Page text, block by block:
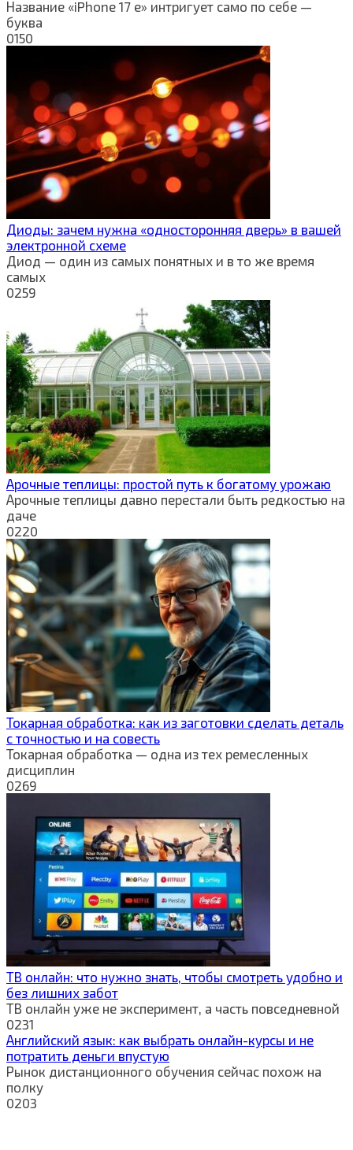
Название «iPhone 17 e» интригует само по себе —
буква
0150
Диоды: зачем нужна «односторонняя дверь» в вашей
электронной схеме
Диод — один из самых понятных и в то же время
самых
0259
Арочные теплицы: простой путь к богатому урожаю
Арочные теплицы давно перестали быть редкостью на
даче
0220
Токарная обработка: как из заготовки сделать деталь
с точностью и на совесть
Токарная обработка — одна из тех ремесленных
дисциплин
0269
ТВ онлайн: что нужно знать, чтобы смотреть удобно и
без лишних забот
ТВ онлайн уже не эксперимент, а часть повседневной
0231
Английский язык: как выбрать онлайн-курсы и не
потратить деньги впустую
Рынок дистанционного обучения сейчас похож на
полку
0203